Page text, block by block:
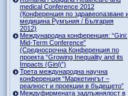
medical Conference 2012
(Конференция по здравеопазване и
медицина Румъния / България
2012)
Международна конференция: “Gini:
Mid-Term Conference”
(Средносрочна Конференция по
проекта “Growing Inequality and its
Impacts (Gini)”)
Трета международна научна
конференция “Маркетингът –
реалност и проекции в бъдещето”
Междуфирмената задлъжнялост в